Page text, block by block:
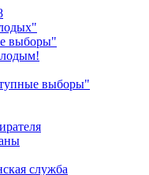
выборы"
выборы"
служба